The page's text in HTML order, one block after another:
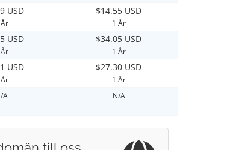
USD $14.55 USD
1 År
USD $34.05 USD
1 År
USD $27.30 USD
1 År
A N/A